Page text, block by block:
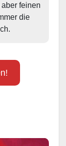
feinen
die